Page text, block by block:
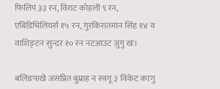
फिलिपं ३३ रन, विराट कोहली ९ रन,
एबिडिभिलियर्स १५ रन, गुरकिरातमान सिंह १४ व
वाशिङ्टन सुन्दर १० रन नटआउट जुगु खः।
बलिङपाखे जसप्रित बुम्राह न स्वगू ३ विकेट काःगु